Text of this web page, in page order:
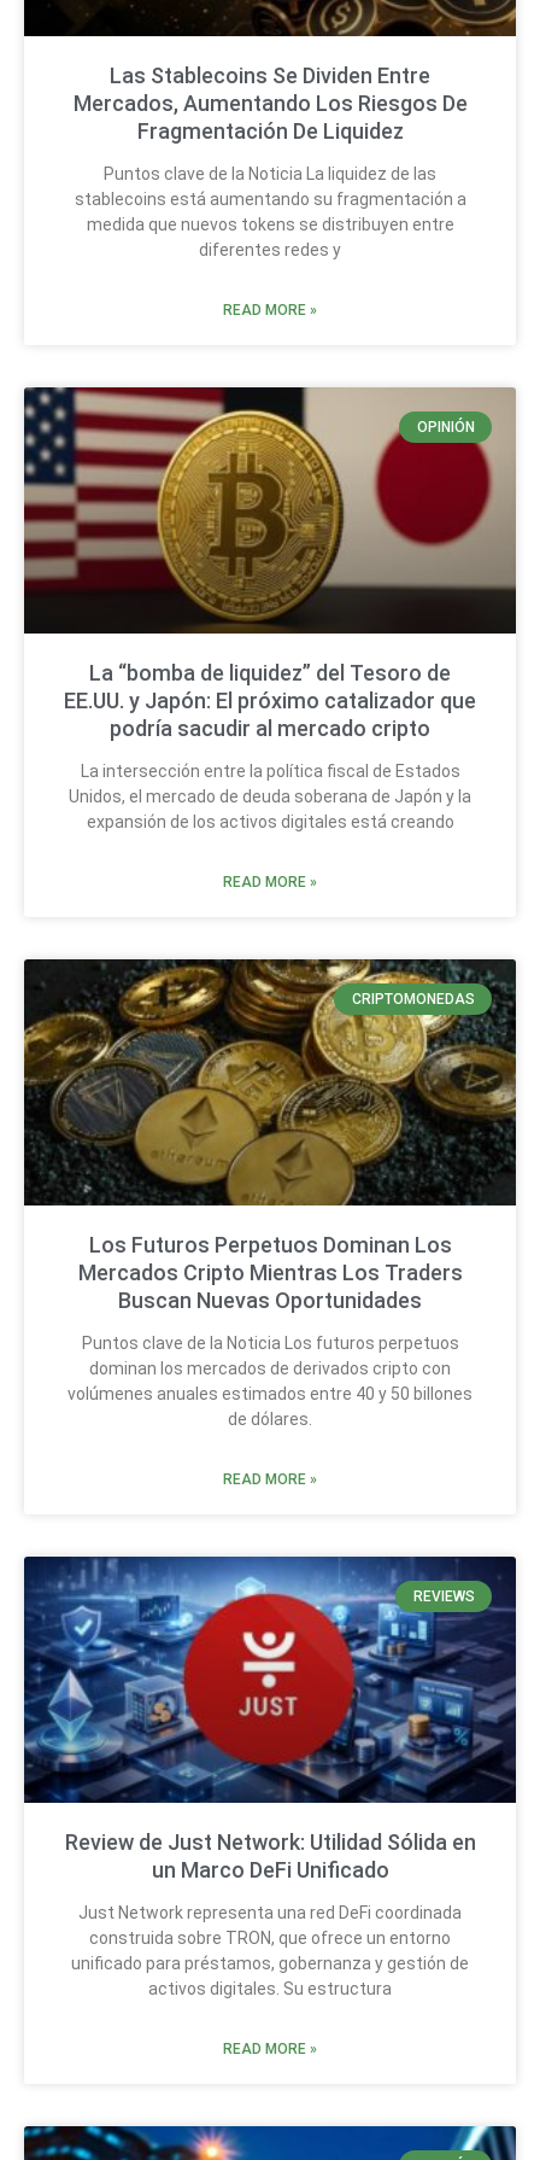
Las Stablecoins Se Dividen Entre
Mercados, Aumentando Los Riesgos De
Fragmentación De Liquidez
Puntos clave de la Noticia La liquidez de las
stablecoins está aumentando su fragmentación a
medida que nuevos tokens se distribuyen entre
diferentes redes y
READ MORE »
OPINIÓN
La “bomba de liquidez” del Tesoro de
EE.UU. y Japón: El próximo catalizador que
podría sacudir al mercado cripto
La intersección entre la política fiscal de Estados
Unidos, el mercado de deuda soberana de Japón y la
expansión de los activos digitales está creando
READ MORE »
CRIPTOMONEDAS
Los Futuros Perpetuos Dominan Los
Mercados Cripto Mientras Los Traders
Buscan Nuevas Oportunidades
Puntos clave de la Noticia Los futuros perpetuos
dominan los mercados de derivados cripto con
volúmenes anuales estimados entre 40 y 50 billones
de dólares.
READ MORE »
REVIEWS
Review de Just Network: Utilidad Sólida en
un Marco DeFi Unificado
Just Network representa una red DeFi coordinada
construida sobre TRON, que ofrece un entorno
unificado para préstamos, gobernanza y gestión de
activos digitales. Su estructura
READ MORE »